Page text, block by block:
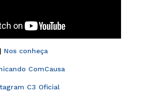
| Nos conheça
ComCausa
C3 Oficial